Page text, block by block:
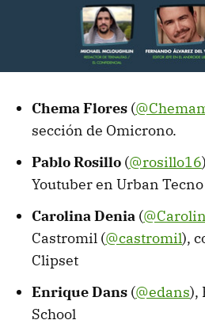
Chema Flores (
sección de Omicrono.
Pablo Rosillo (@rosillo16
Youtuber en Urban Tecno
Carolina Denia (
Castromil (@castromil),
Clipset
Enrique Dans (@edans),
School